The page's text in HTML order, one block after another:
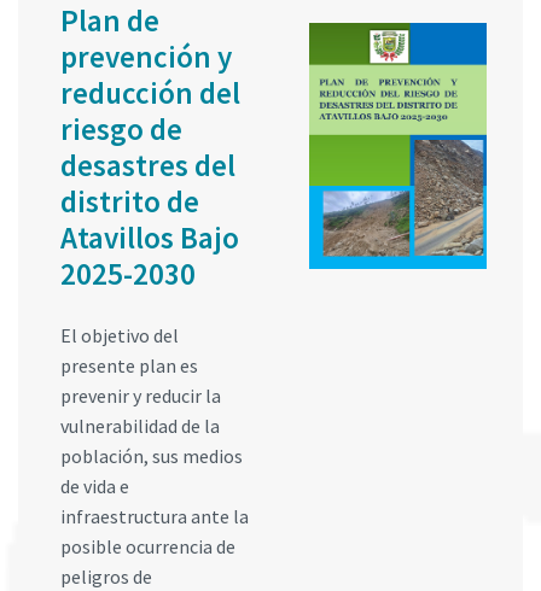
Plan de
prevención y
reducción del
riesgo de
desastres del
distrito de
Atavillos Bajo
2025-2030
El objetivo del
presente plan es
prevenir y reducir la
vulnerabilidad de la
población, sus medios
de vida e
infraestructura ante la
posible ocurrencia de
peligros de